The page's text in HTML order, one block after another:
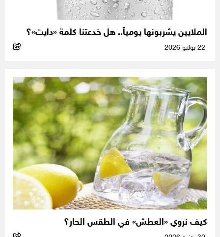
الملايين يشربونها يومياً.. هل خدعتنا كلمة «دايت»؟
كيف نروي «العطش» في الطقس الحار؟